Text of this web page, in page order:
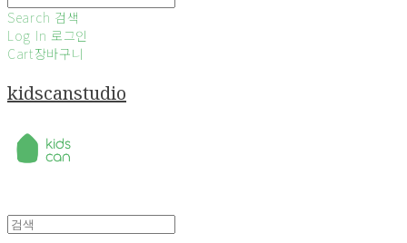
Search 검색
Log In 로그인
Cart장바구니
kidscanstudio